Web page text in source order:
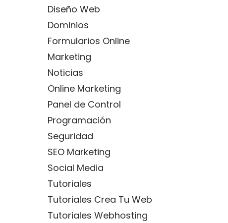
Diseño Web
Dominios
Formularios Online
Marketing
Noticias
Online Marketing
Panel de Control
Programación
Seguridad
SEO Marketing
Social Media
Tutoriales
Tutoriales Crea Tu Web
Tutoriales Webhosting